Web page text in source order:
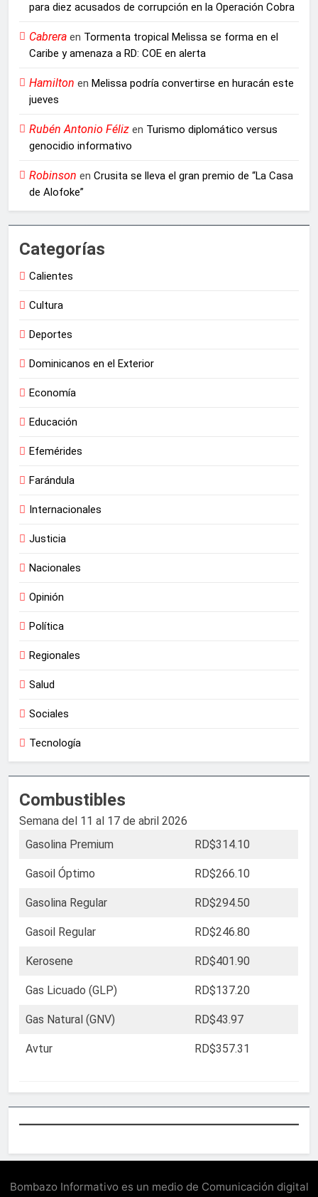
para diez acusados de corrupción en la Operación Cobra
Cabrera en Tormenta tropical Melissa se forma en el
Caribe y amenaza a RD: COE en alerta
Hamilton en Melissa podría convertirse en huracán este
jueves
Rubén Antonio Féliz en Turismo diplomático versus
genocidio informativo
Robinson en Crusita se lleva el gran premio de “La Casa
de Alofoke”
Categorías
Calientes
Cultura
Deportes
Dominicanos en el Exterior
Economía
Educación
Efemérides
Farándula
Internacionales
Justicia
Nacionales
Opinión
Política
Regionales
Salud
Sociales
Tecnología
Combustibles
Semana del 11 al 17 de abril 2026
Gasolina Premium
RD$314.10
Gasoil Óptimo RD$266.10
Gasolina Regular RD$294.50
Gasoil Regular RD$246.80
Kerosene RD$401.90
Gas Licuado (GLP) RD$137.20
Gas Natural (GNV) RD$43.97
Avtur RD$357.31
Bombazo Informativo es un medio de Comunicación digital